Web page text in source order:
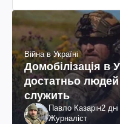
Війна в Україні
Домобілізація в
достатньо людей
служить
Павло Казарін2
Журналіст